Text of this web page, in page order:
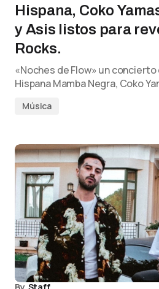
Hispana, Coko
y Asis listos para
Rocks.
«Noches de Flow» un
Hispana Mamba Negra, Coko
Música